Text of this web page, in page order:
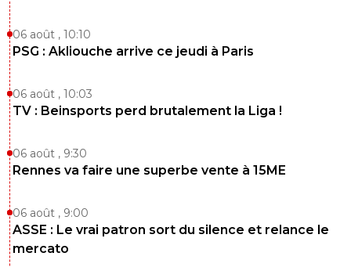
06 août , 10:10
PSG : Akliouche arrive ce jeudi à Paris
06 août , 10:03
TV : Beinsports perd brutalement la Liga !
06 août , 9:30
Rennes va faire une superbe vente à 15ME
06 août , 9:00
ASSE : Le vrai patron sort du silence et relance le
mercato